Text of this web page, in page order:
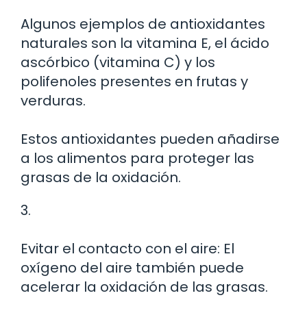
Algunos ejemplos de antioxidantes
naturales son la vitamina E, el ácido
ascórbico (vitamina C) y los
polifenoles presentes en frutas y
verduras.
Estos antioxidantes pueden añadirse
a los alimentos para proteger las
grasas de la oxidación.
3.
Evitar el contacto con el aire: El
oxígeno del aire también puede
acelerar la oxidación de las grasas.